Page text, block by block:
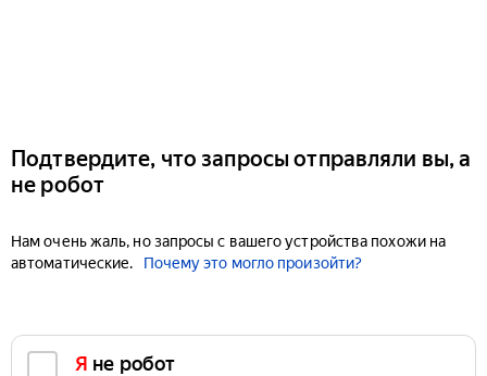
Подтвердите, что запросы отправляли вы, а
не робот
Нам очень жаль, но запросы с вашего устройства похожи на
автоматические.
Почему это могло произойти?
Я не робот